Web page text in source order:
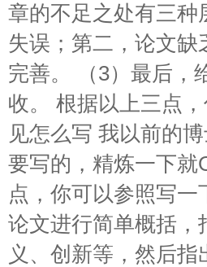
章的不足之处有三种
失误；第二，论文
完善。 （3）最后，
收。 根据以上三点
见怎么写 我以前的
要写的，精炼一下就
点，你可以参照写
论文进行简单概括，
义、创新等，然后